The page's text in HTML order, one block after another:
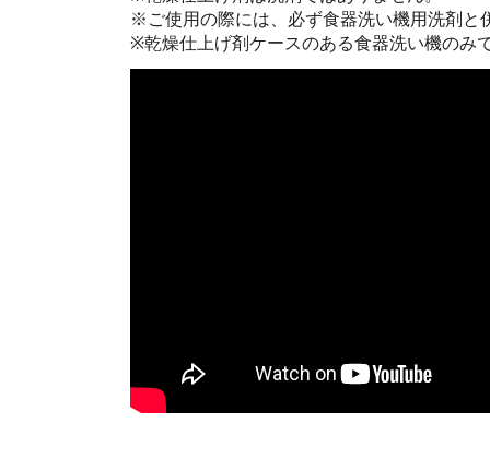
※ご使用の際には、必ず食器洗い機用洗剤と
※乾燥仕上げ剤ケースのある食器洗い機のみ